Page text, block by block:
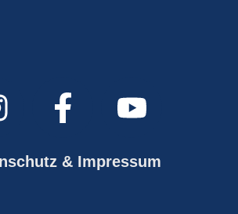
& Impressum